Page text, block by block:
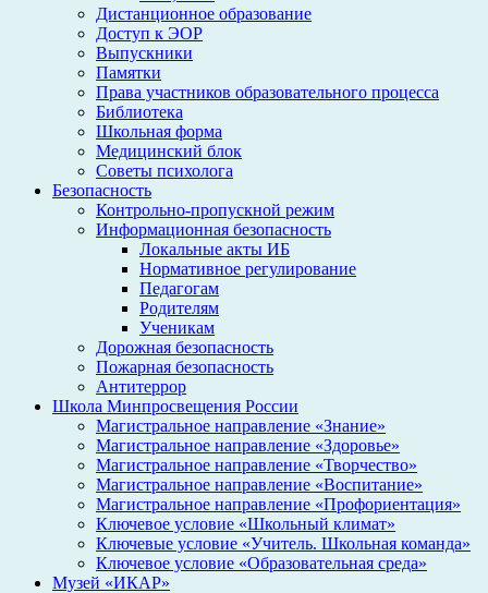
Дистанционное образование
Доступ к ЭОР
Выпускники
Памятки
Права участников образовательного процесса
Библиотека
Школьная форма
Медицинский блок
Советы психолога
Безопасность
Контрольно-пропускной режим
Информационная безопасность
Локальные акты ИБ
Нормативное регулирование
Педагогам
Родителям
Ученикам
Дорожная безопасность
Пожарная безопасность
Антитеррор
Школа Минпросвещения России
Магистральное направление «Знание»
Магистральное направление «Здоровье»
Магистральное направление «Творчество»
Магистральное направление «Воспитание»
Магистральное направление «Профориентация»
Ключевое условие «Школьный климат»
Ключевые условие «Учитель. Школьная команда»
Ключевое условие «Образовательная среда»
Музей «ИКАР»